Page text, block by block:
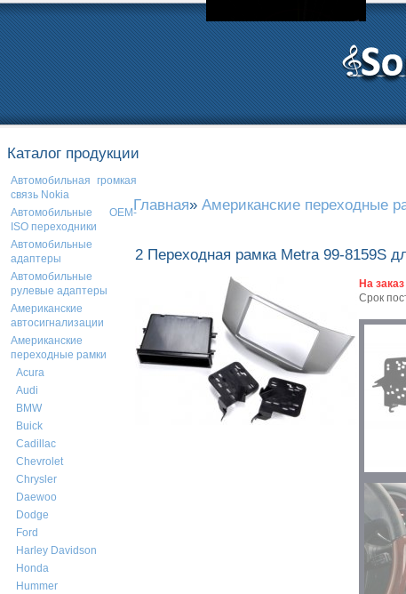
Каталог продукции
Автомобильная громкая
связь Nokia
Автомобильные OEM-
ISO переходники
Автомобильные
адаптеры
Автомобильные
рулевые адаптеры
Американские
автосигнализации
Американские
переходные рамки
Acura
Audi
BMW
Buick
Cadillac
Chevrolet
Chrysler
Daewoo
Dodge
Ford
Harley Davidson
Honda
Hummer
Главная» Американские переходные
2 Переходная рамка Metra 99-8159S
На заказ
Срок